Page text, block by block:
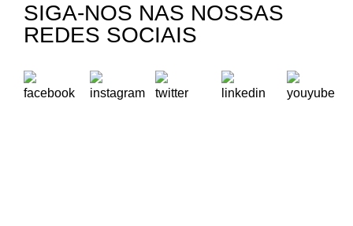
SIGA-NOS NAS NOSSAS
REDES SOCIAIS